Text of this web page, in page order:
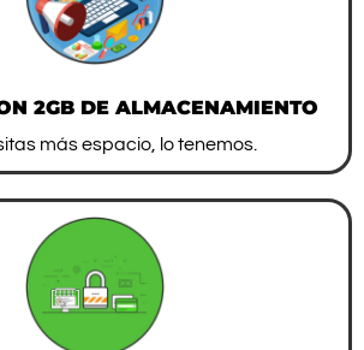
2GB DE ALMACENAMIENTO
más espacio, lo tenemos.